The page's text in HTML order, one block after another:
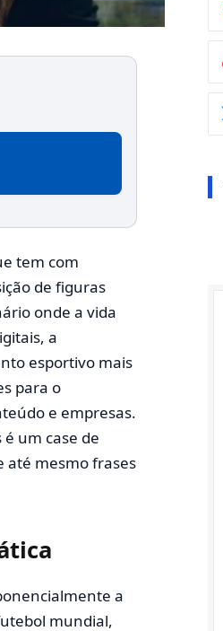
tem com
de figuras
onde a vida
a
esportivo mais
para o
e empresas.
um case de
até mesmo frases
a
mundial,